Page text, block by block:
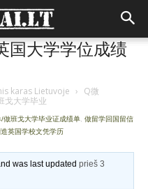
国大学学位成绩
karas Lietuvoje › Q微
戈大学毕业
班戈大学毕业证成绩单 做留学回国留信
英国学校文凭学历
was last updatedprieš 3